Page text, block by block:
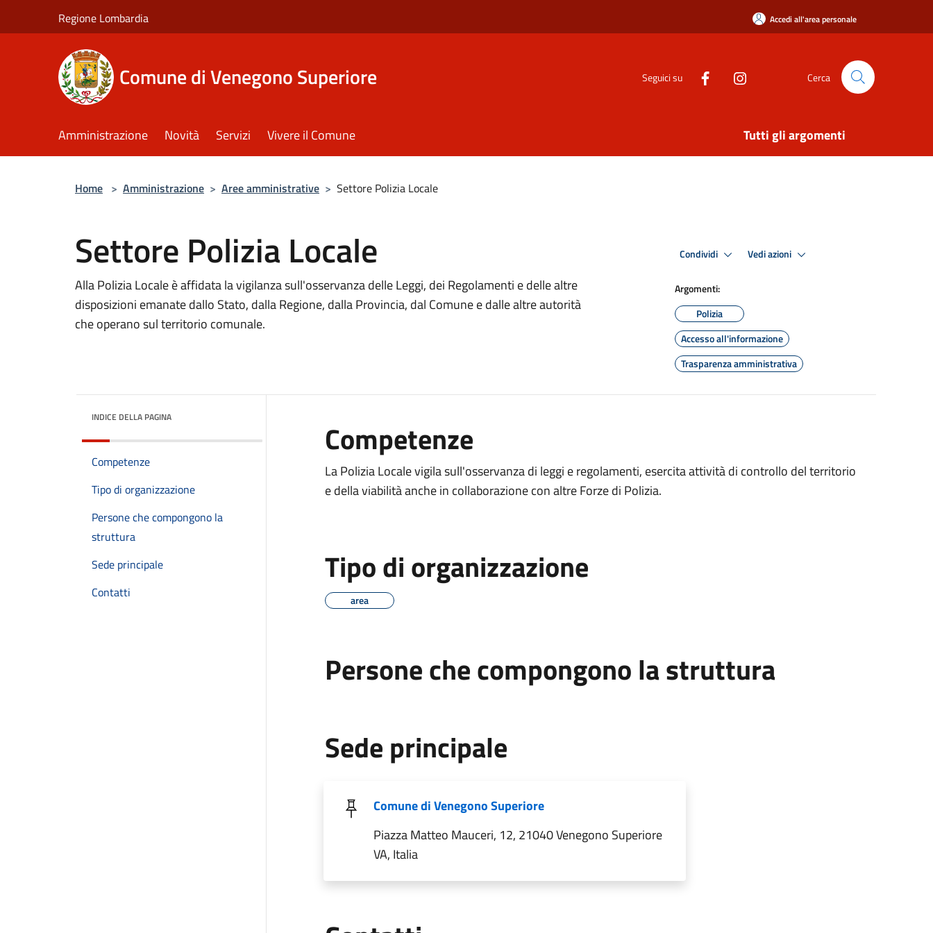
Regione Lombardia Accedi all'area personale
Comune di Venegono Superiore Seguici su Cerca
Amministrazione Novità Servizi Vivere il Comune Tutti gli argomenti
Home > Amministrazione > Aree amministrative > Settore Polizia Locale
Settore Polizia Locale
Alla Polizia Locale è affidata la vigilanza sull'osservanza delle Leggi, dei Regolamenti e delle altre
disposizioni emanate dallo Stato, dalla Regione, dalla Provincia, dal Comune e dalle altre autorità
che operano sul territorio comunale.
Condividi Vedi azioni
Argomenti:
Polizia
Accesso all'informazione
Trasparenza amministrativa
INDICE DELLA PAGINA
Competenze
Tipo di organizzazione
Persone che compongono la
struttura
Sede principale
Contatti
Competenze
La Polizia Locale vigila sull'osservanza di leggi e regolamenti, esercita attività di controllo del territorio
e della viabilità anche in collaborazione con altre Forze di Polizia.
Tipo di organizzazione
area
Persone che compongono la struttura
Sede principale
Comune di Venegono Superiore
Piazza Matteo Mauceri, 12, 21040 Venegono Superiore
VA, Italia